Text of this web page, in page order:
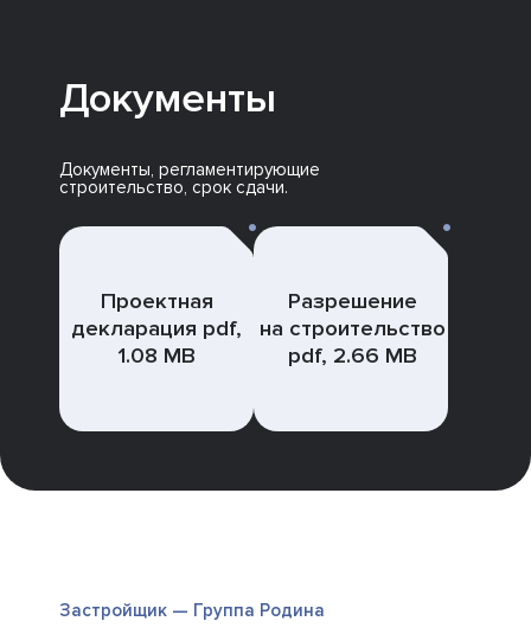
Документы
Документы, регламентирующие
строительство, срок сдачи.
Проектная
декларация pdf,
1.08 MB
Разрешение
на строительство
pdf, 2.66 MB
Застройщик — Группа Родина